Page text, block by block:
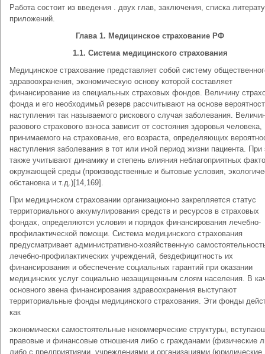
Работа состоит из введения . двух глав, заключения, списка
приложений.
Глава 1. Медицинское страхование РФ
1.1. Система медицинского страхования
Медицинское страхование представляет собой систему
здравоохранения, экономическую ос­нову которой составляет
финансирование из специ­альных страховых фондов. Величину
фонда и его не­обходимый резерв рассчитывают на основе
наступ­ления так называемого рискового случая заболевания.
разового страхового взноса зависит от состояния здоровья чело­века,
принимаемого на страхование, его возраста, определяющих
наступления заболевания в тот или иной период жизни пациента. При
также учитывают динамику и сте­пень влияния неблагоприятных
окружающей среды (производственные и бытовые условия,
обстанов­ка и т.д.)[14,169].
При медицинском страховании организационно закрепляет­ся статус
территориального аккумулирования средств и ресурсов в страховых
фондах, определяются условия и порядок финанси­рования лечебно-
профилактической помощи. Система медицин­ского страхования
предусматривает административно-хозяйст­венную
лечебно-профилактических учрежде­ний, бездефицитность их
финансирования и обеспечение соци­альных гарантий при оказании
медицинских услуг социально незащищенным слоям населения. В
основного звена финансирования здравоохранения выступают
территориальные фонды медицинского страхования. Эти фонды
как
экономически самостоятельные некоммерческие структуры,
правовые и финансовые отношения либо с граж­данами (физические
либо с предприятиями, учреждения­ми и организациями (юридические